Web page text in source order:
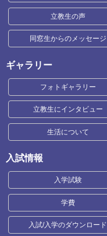
立教生の声
同窓生からのメッセージ
ギャラリー
フォトギャラリー
立教生にインタビュー
生活について
入試情報
入学試験
学費
入試/入学のダウンロード